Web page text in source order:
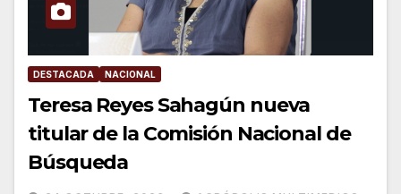
DESTACADA NACIONAL
Teresa Reyes Sahagún nueva
titular de la Comisión Nacional de
Búsqueda